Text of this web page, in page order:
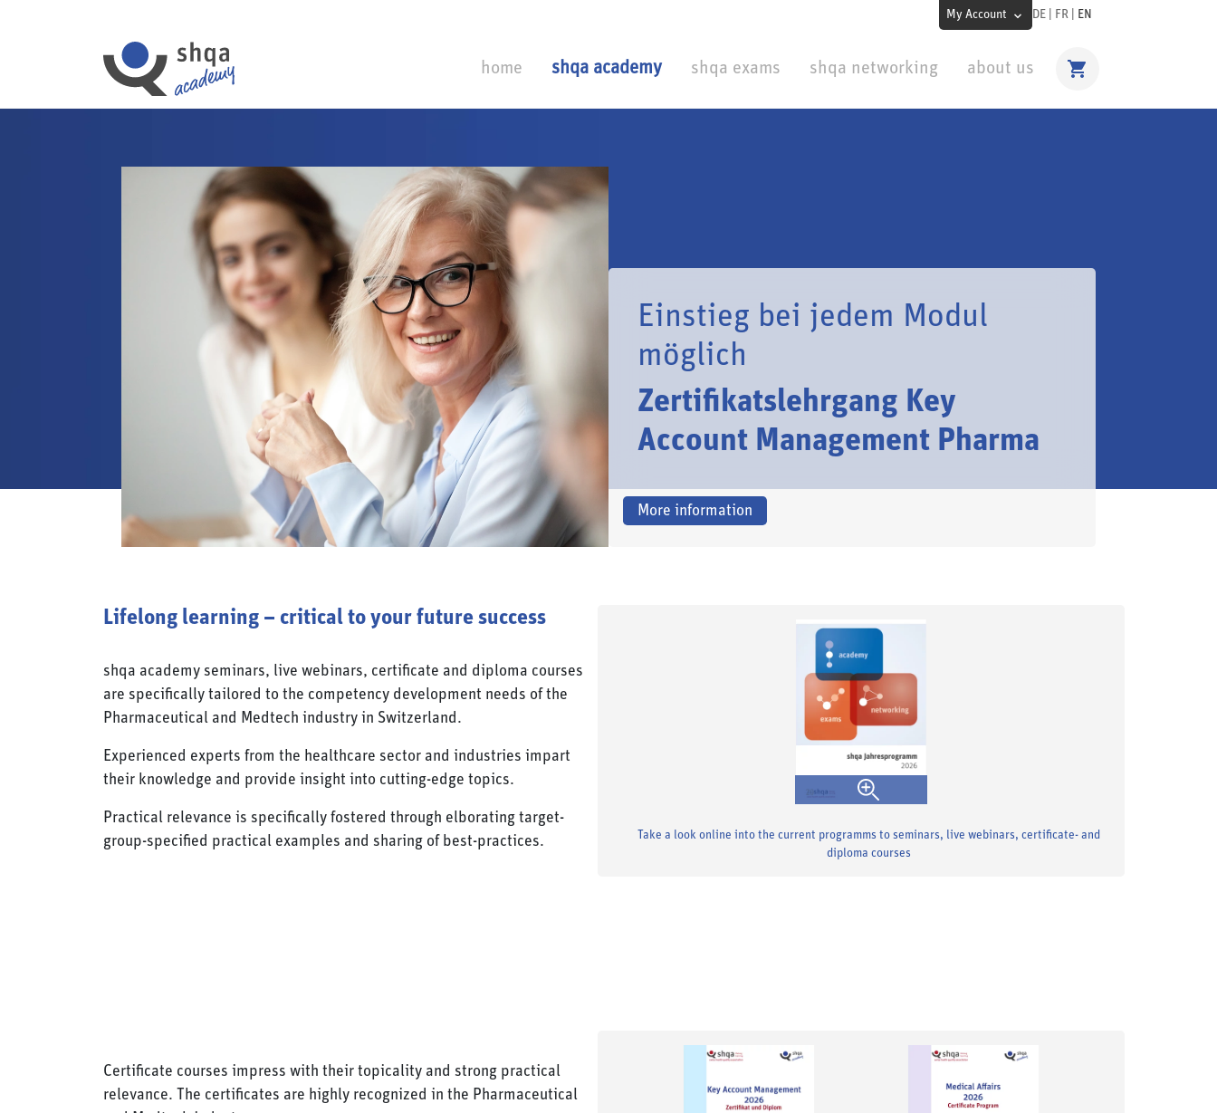
My Account DE FR EN
home shqa academy shqa exams shqa networking about us
Einstieg bei jedem Modul
möglich
Zertifikatslehrgang Key
Account Management Pharma
More information
Lifelong learning – critical to your future success
shqa academy seminars, live webinars, certificate and diploma courses
are specifically tailored to the competency development needs of the
Pharmaceutical and Medtech industry in Switzerland.
Experienced experts from the healthcare sector and industries impart
their knowledge and provide insight into cutting-edge topics.
Practical relevance is specifically fostered through elborating target-
group-specified practical examples and sharing of best-practices.
Take a look online into the current programms to seminars, live webinars, certificate- and
diploma courses
Certificate courses impress with their topicality and strong practical
relevance. The certificates are highly recognized in the Pharmaceutical